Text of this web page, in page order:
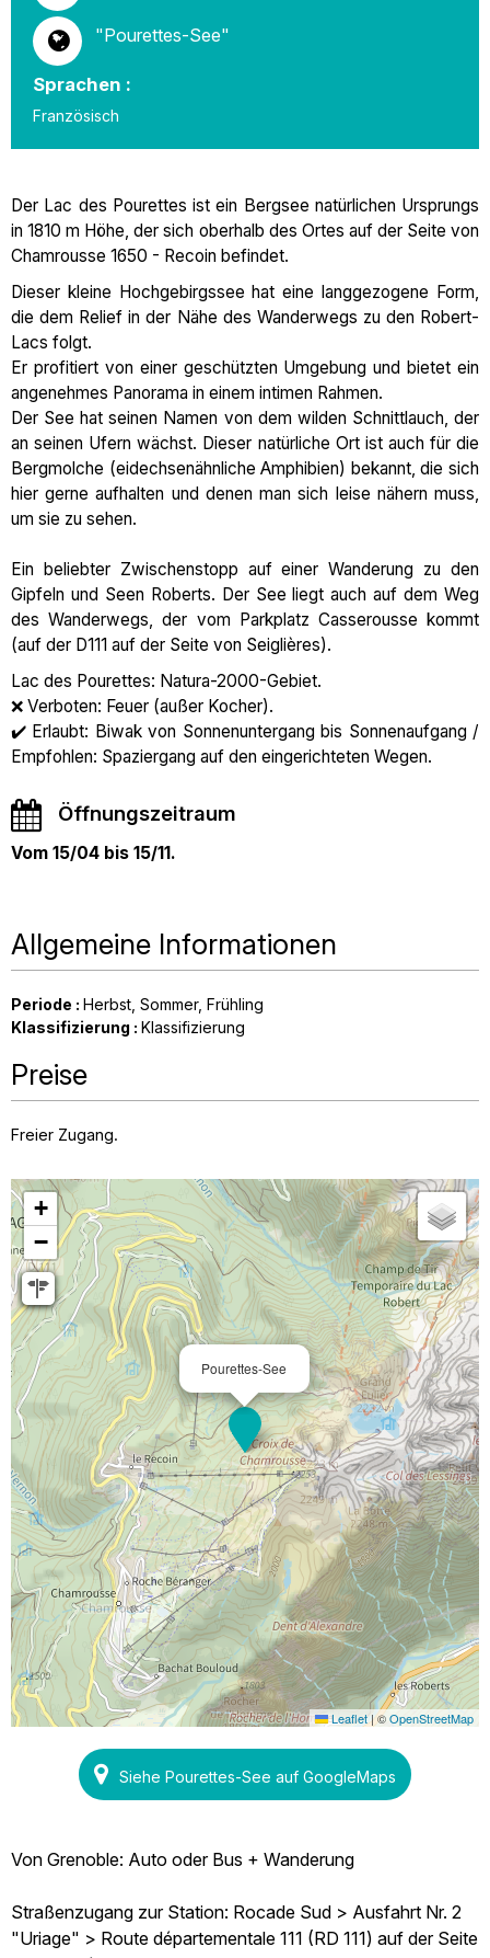
"Pourettes-See"
Sprachen :
Französisch
Der Lac des Pourettes ist ein Bergsee natürlichen Ursprungs
in 1810 m Höhe, der sich oberhalb des Ortes auf der Seite von
Chamrousse 1650 - Recoin befindet.
Dieser kleine Hochgebirgssee hat eine langgezogene Form,
die dem Relief in der Nähe des Wanderwegs zu den Robert-
Lacs folgt.
Er profitiert von einer geschützten Umgebung und bietet ein
angenehmes Panorama in einem intimen Rahmen.
Der See hat seinen Namen von dem wilden Schnittlauch, der
an seinen Ufern wächst. Dieser natürliche Ort ist auch für die
Bergmolche (eidechsenähnliche Amphibien) bekannt, die sich
hier gerne aufhalten und denen man sich leise nähern muss,
um sie zu sehen.
Ein beliebter Zwischenstopp auf einer Wanderung zu den
Gipfeln und Seen Roberts. Der See liegt auch auf dem Weg
des Wanderwegs, der vom Parkplatz Casserousse kommt
(auf der D111 auf der Seite von Seiglières).
Lac des Pourettes: Natura-2000-Gebiet.
❌ Verboten: Feuer (außer Kocher).
✔️ Erlaubt: Biwak von Sonnenuntergang bis Sonnenaufgang /
Empfohlen: Spaziergang auf den eingerichteten Wegen.
Öffnungszeitraum
Vom 15/04 bis 15/11.
Allgemeine Informationen
Periode : Herbst Sommer Frühling
Klassifizierung : Klassifizierung
Preise
Freier Zugang.
Pourettes-See
+
−
Leaflet|©OpenStreetMap
Siehe Pourettes-See auf GoogleMaps
Von Grenoble: Auto oder Bus + Wanderung
Straßenzugang zur Station: Rocade Sud > Ausfahrt Nr. 2
"Uriage" > Route départementale 111 (RD 111) auf der Seite